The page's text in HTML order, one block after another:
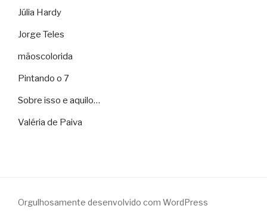
Júlia Hardy
Jorge Teles
mãoscolorida
Pintando o 7
Sobre isso e aquilo…
Valéria de Paiva
Orgulhosamente desenvolvido com WordPress